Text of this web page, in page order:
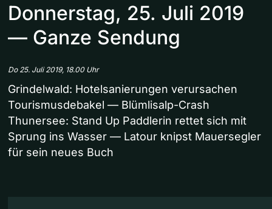
Donnerstag, 25. Juli 2019
— Ganze Sendung
Do 25. Juli 2019, 18.00 Uhr
Grindelwald: Hotelsanierungen verursachen
Tourismusdebakel — Blümlisalp-Crash
Thunersee: Stand Up Paddlerin rettet sich mit
Sprung ins Wasser — Latour knipst Mauersegler
für sein neues Buch